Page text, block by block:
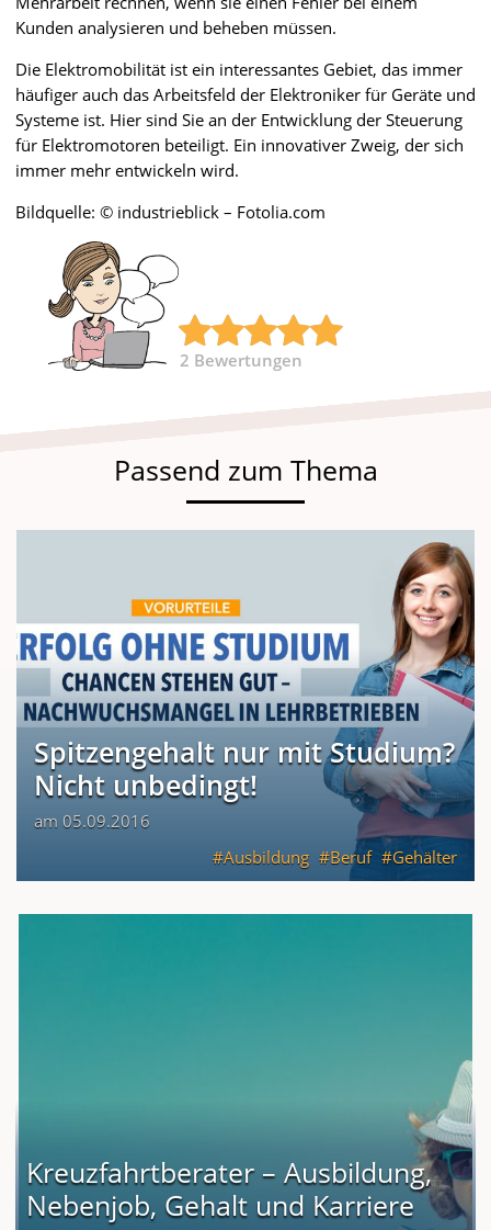
Kunden analysieren und beheben müssen.
Die Elektromobilität ist ein interessantes Gebiet, das immer
häufiger auch das Arbeitsfeld der Elektroniker für Geräte und
Systeme ist. Hier sind Sie an der Entwicklung der Steuerung
für Elektromotoren beteiligt. Ein innovativer Zweig, der sich
immer mehr entwickeln wird.
Bildquelle: © industrieblick – Fotolia.com
2 Bewertungen
Passend zum Thema
Spitzengehalt nur mit Studium?
Nicht unbedingt!
am 05.09.2016
Ausbildung
Beruf Gehälter
Kreuzfahrtberater – Ausbildung,
Nebenjob, Gehalt und Karriere